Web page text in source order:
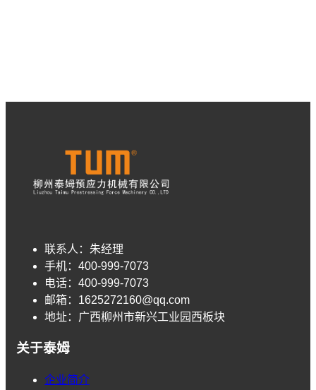
联系人： 朱经理
手机： 400-999-7073
电话： 400-999-7073
邮箱： 1625272160@qq.com
地址： 广西柳州市新兴工业园西板块
关于泰姆
企业简介